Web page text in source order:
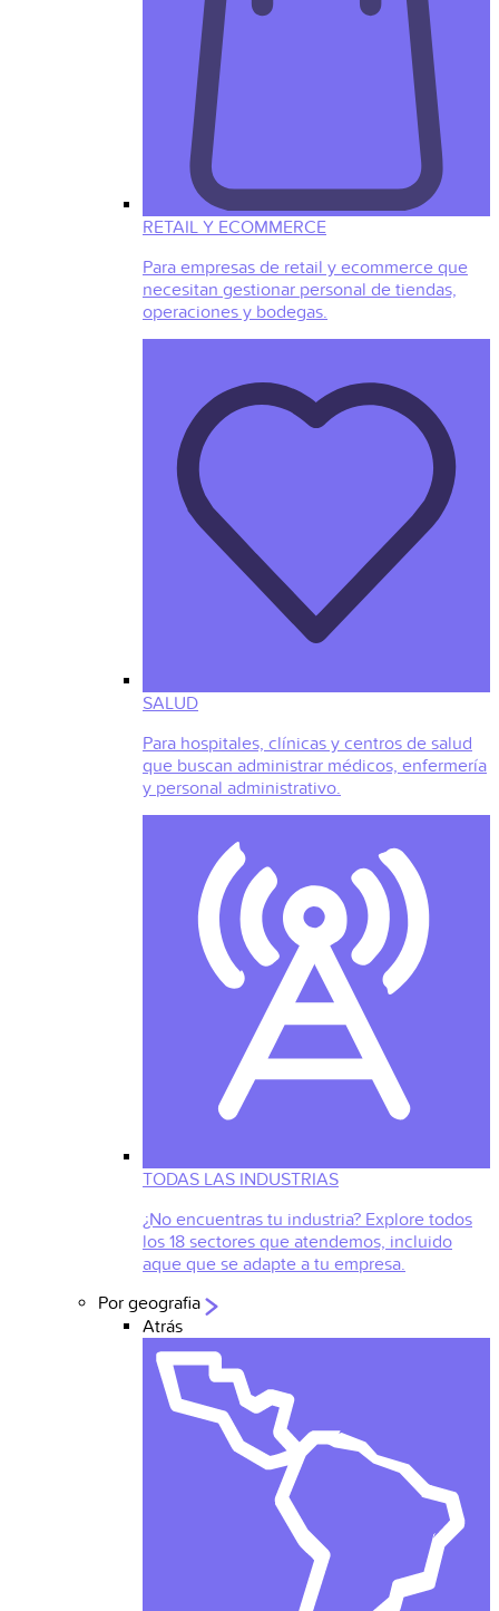
RETAIL Y ECOMMERCE
Para empresas de retail y ecommerce que
necesitan gestionar personal de tiendas,
operaciones y bodegas.
SALUD
Para hospitales, clínicas y centros de salud
que buscan administrar médicos, enfermería
y personal administrativo.
TODAS LAS INDUSTRIAS
¿No encuentras tu industria? Explore todos
los 18 sectores que atendemos, incluido
aque que se adapte a tu empresa.
Por geografia
Atrás